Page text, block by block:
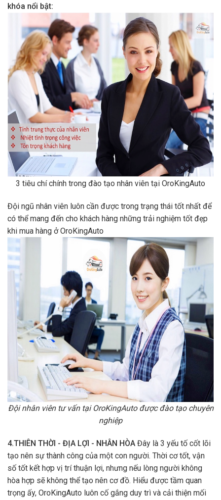
khóa nổi bật:
3 tiêu chí chính trong đào tạo nhân viên tại OroKingAuto
Đội ngũ nhân viên luôn cần được trong trạng thái tốt nhất để
có thể mang đến cho khách hàng những trải nghiệm tốt đẹp
khi mua hàng ở OroKingAuto
Đội nhân viên tư vấn tại OroKingAuto được đào tạo chuyên
nghiệp
4.THIÊN THỜI - ĐỊA LỢI - NHÂN HÒA Đây là 3 yếu tố cốt lõi
tạo nên sự thành công của một con người. Thời cơ tốt, vận
số tốt kết hợp vị trí thuận lợi, nhưng nếu lòng người không
hòa hợp sẽ không thể tạo nên cơ đồ. Hiểu được tầm quan
trọng ấy, OroKingAuto luôn cố gắng duy trì và cải thiện mối